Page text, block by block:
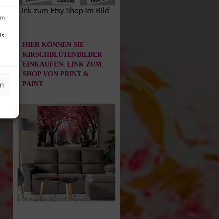
Link zum Etsy Shop im Bild
HIER KÖNNEN SIE
KIRSCHBLÜTENBILDER
EINKAUFEN. LINK ZUM
SHOP VON PRINT &
PAINT